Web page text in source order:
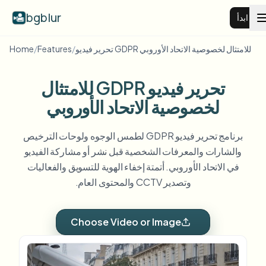
bgblur ابدأ
الأسعار
أمثلة
عرض جميع الأمثلة
تصفح مكتبة الأمثلة الكاملة
طمس الوجه
طمس لوحة السيارة
الميزات
View all features
Browse every blur tool in one place
المدارس والتعليم
الموارد
Home/Features/ تحرير فيديو GDPR للامتثال لخصوصية الاتحاد الأوروبي
تحرير فيديو GDPR للامتثال
لخصوصية الاتحاد الأوروبي
برنامج تحرير فيديو GDPR لطمس الوجوه ولوحات الترخيص
والشارات والمعرفات الشخصية قبل نشر أو مشاركة الفيديو
في الاتحاد الأوروبي. أتمتة إخفاء الهوية للتسويق والفعاليات
وتصدير CCTV والمحتوى العام.
Choose Video or Image